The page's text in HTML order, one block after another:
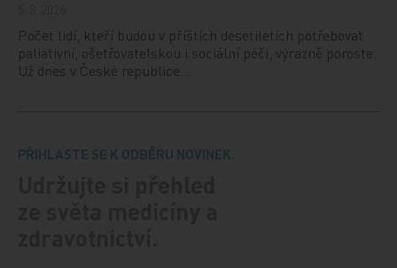
Počet lidí, kteří budou v příštích desetiletích potřebovat
paliativní, ošetřovatelskou i sociální péči, výrazně poroste.
Už dnes v České republice…
PŘIHLASTE SE K ODBĚRU NOVINEK.